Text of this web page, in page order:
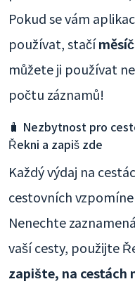
Pokud se vám
používat, stačí
můžete ji používat
počtu záznamů!
🧳 Nezbytnost pro
Řekni a zapiš zde
Každý výdaj na
cestovních
Nenechte
vaší cesty, použijte
zapište, na cestách